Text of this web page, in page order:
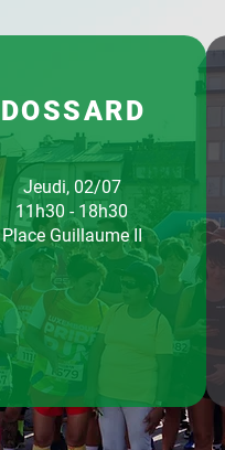
DOSSARD
Jeudi, 02/07
11h30 - 18h30
Place Guillaume II